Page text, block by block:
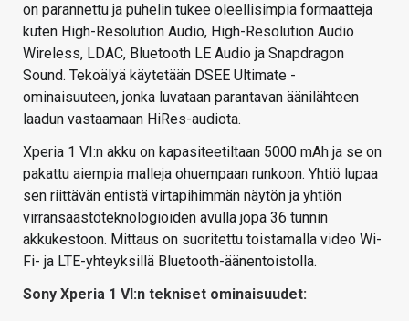
on parannettu ja puhelin tukee oleellisimpia formaatteja
kuten High-Resolution Audio, High-Resolution Audio
Wireless, LDAC, Bluetooth LE Audio ja Snapdragon
Sound. Tekoälyä käytetään DSEE Ultimate -
ominaisuuteen, jonka luvataan parantavan äänilähteen
laadun vastaamaan HiRes-audiota.
Xperia 1 VI:n akku on kapasiteetiltaan 5000 mAh ja se on
pakattu aiempia malleja ohuempaan runkoon. Yhtiö lupaa
sen riittävän entistä virtapihimmän näytön ja yhtiön
virransäästöteknologioiden avulla jopa 36 tunnin
akkukestoon. Mittaus on suoritettu toistamalla video Wi-
Fi- ja LTE-yhteyksillä Bluetooth-äänentoistolla.
Sony Xperia 1 VI:n tekniset ominaisuudet: